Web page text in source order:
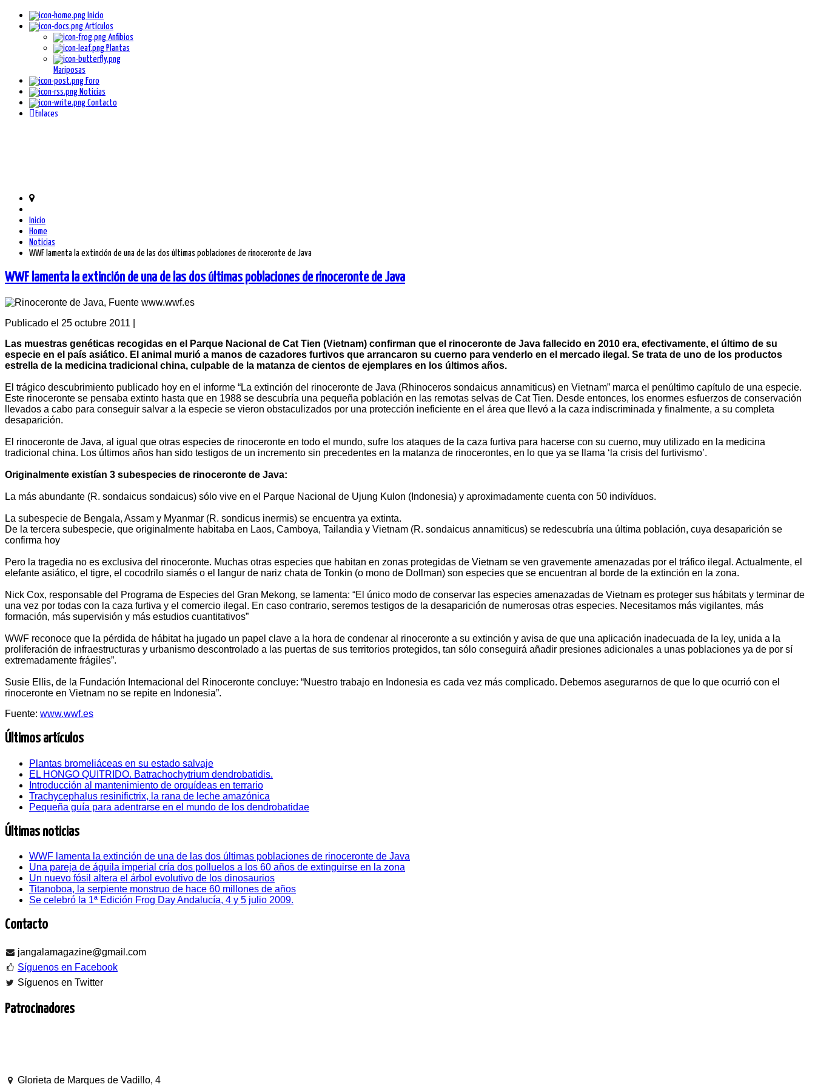
Inicio
Artículos
Anfibios
Plantas
Mariposas
Foro
Noticias
Contacto
Enlaces
Inicio
Home
Noticias
WWF lamenta la extinción de una de las dos últimas poblaciones de rinoceronte de Java
WWF lamenta la extinción de una de las dos últimas poblaciones de rinoceronte de Java
Publicado el 25 octubre 2011
Las muestras genéticas recogidas en el Parque Nacional de Cat Tien (Vietnam) confirman que el rinoceronte de Java fallecido en 2010 era, efectivamente, el último de su
especie en el país asiático. El animal murió a manos de cazadores furtivos que arrancaron su cuerno para venderlo en el mercado ilegal. Se trata de uno de los productos
estrella de la medicina tradicional china, culpable de la matanza de cientos de ejemplares en los últimos años.
El trágico descubrimiento publicado hoy en el informe “La extinción del rinoceronte de Java (Rhinoceros sondaicus annamiticus) en Vietnam” marca el penúltimo capítulo de una especie.
Este rinoceronte se pensaba extinto hasta que en 1988 se descubría una pequeña población en las remotas selvas de Cat Tien. Desde entonces, los enormes esfuerzos de conservación
llevados a cabo para conseguir salvar a la especie se vieron obstaculizados por una protección ineficiente en el área que llevó a la caza indiscriminada y finalmente, a su completa
desaparición.
El rinoceronte de Java, al igual que otras especies de rinoceronte en todo el mundo, sufre los ataques de la caza furtiva para hacerse con su cuerno, muy utilizado en la medicina
tradicional china. Los últimos años han sido testigos de un incremento sin precedentes en la matanza de rinocerontes, en lo que ya se llama ‘la crisis del furtivismo’.
Originalmente existían 3 subespecies de rinoceronte de Java:
La más abundante (R. sondaicus sondaicus) sólo vive en el Parque Nacional de Ujung Kulon (Indonesia) y aproximadamente cuenta con 50 indivíduos.
La subespecie de Bengala, Assam y Myanmar (R. sondicus inermis) se encuentra ya extinta.
De la tercera subespecie, que originalmente habitaba en Laos, Camboya, Tailandia y Vietnam (R. sondaicus annamiticus) se redescubría una última población, cuya desaparición se
confirma hoy
Pero la tragedia no es exclusiva del rinoceronte. Muchas otras especies que habitan en zonas protegidas de Vietnam se ven gravemente amenazadas por el tráfico ilegal. Actualmente, el
elefante asiático, el tigre, el cocodrilo siamés o el langur de nariz chata de Tonkin (o mono de Dollman) son especies que se encuentran al borde de la extinción en la zona.
Nick Cox, responsable del Programa de Especies del Gran Mekong, se lamenta: “El único modo de conservar las especies amenazadas de Vietnam es proteger sus hábitats y terminar de
una vez por todas con la caza furtiva y el comercio ilegal. En caso contrario, seremos testigos de la desaparición de numerosas otras especies. Necesitamos más vigilantes, más
formación, más supervisión y más estudios cuantitativos”
WWF reconoce que la pérdida de hábitat ha jugado un papel clave a la hora de condenar al rinoceronte a su extinción y avisa de que una aplicación inadecuada de la ley, unida a la
proliferación de infraestructuras y urbanismo descontrolado a las puertas de sus territorios protegidos, tan sólo conseguirá añadir presiones adicionales a unas poblaciones ya de por sí
extremadamente frágiles”.
Susie Ellis, de la Fundación Internacional del Rinoceronte concluye: “Nuestro trabajo en Indonesia es cada vez más complicado. Debemos asegurarnos de que lo que ocurrió con el
rinoceronte en Vietnam no se repite en Indonesia”.
Fuente: www.wwf.es
Últimos artículos
Plantas bromeliáceas en su estado salvaje
EL HONGO QUITRIDO. Batrachochytrium dendrobatidis.
Introducción al mantenimiento de orquídeas en terrario
Trachycephalus resinifictrix, la rana de leche amazónica
Pequeña guía para adentrarse en el mundo de los dendrobatidae
Últimas noticias
WWF lamenta la extinción de una de las dos últimas poblaciones de rinoceronte de Java
Una pareja de águila imperial cría dos polluelos a los 60 años de extinguirse en la zona
Un nuevo fósil altera el árbol evolutivo de los dinosaurios
Titanoboa, la serpiente monstruo de hace 60 millones de años
Se celebró la 1ª Edición Frog Day Andalucía, 4 y 5 julio 2009.
Contacto
jangalamagazine@gmail.com
Síguenos en Facebook
Síguenos en Twitter
Patrocinadores
Glorieta de Marques de Vadillo, 4